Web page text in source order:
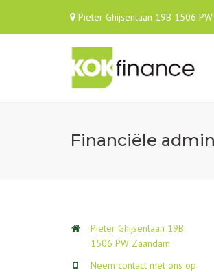
Pieter Ghijsenlaan 19B 1506
Financiële
Pieter Ghijsenlaan 19B
1506 PW Zaandam
Neem contact met ons op